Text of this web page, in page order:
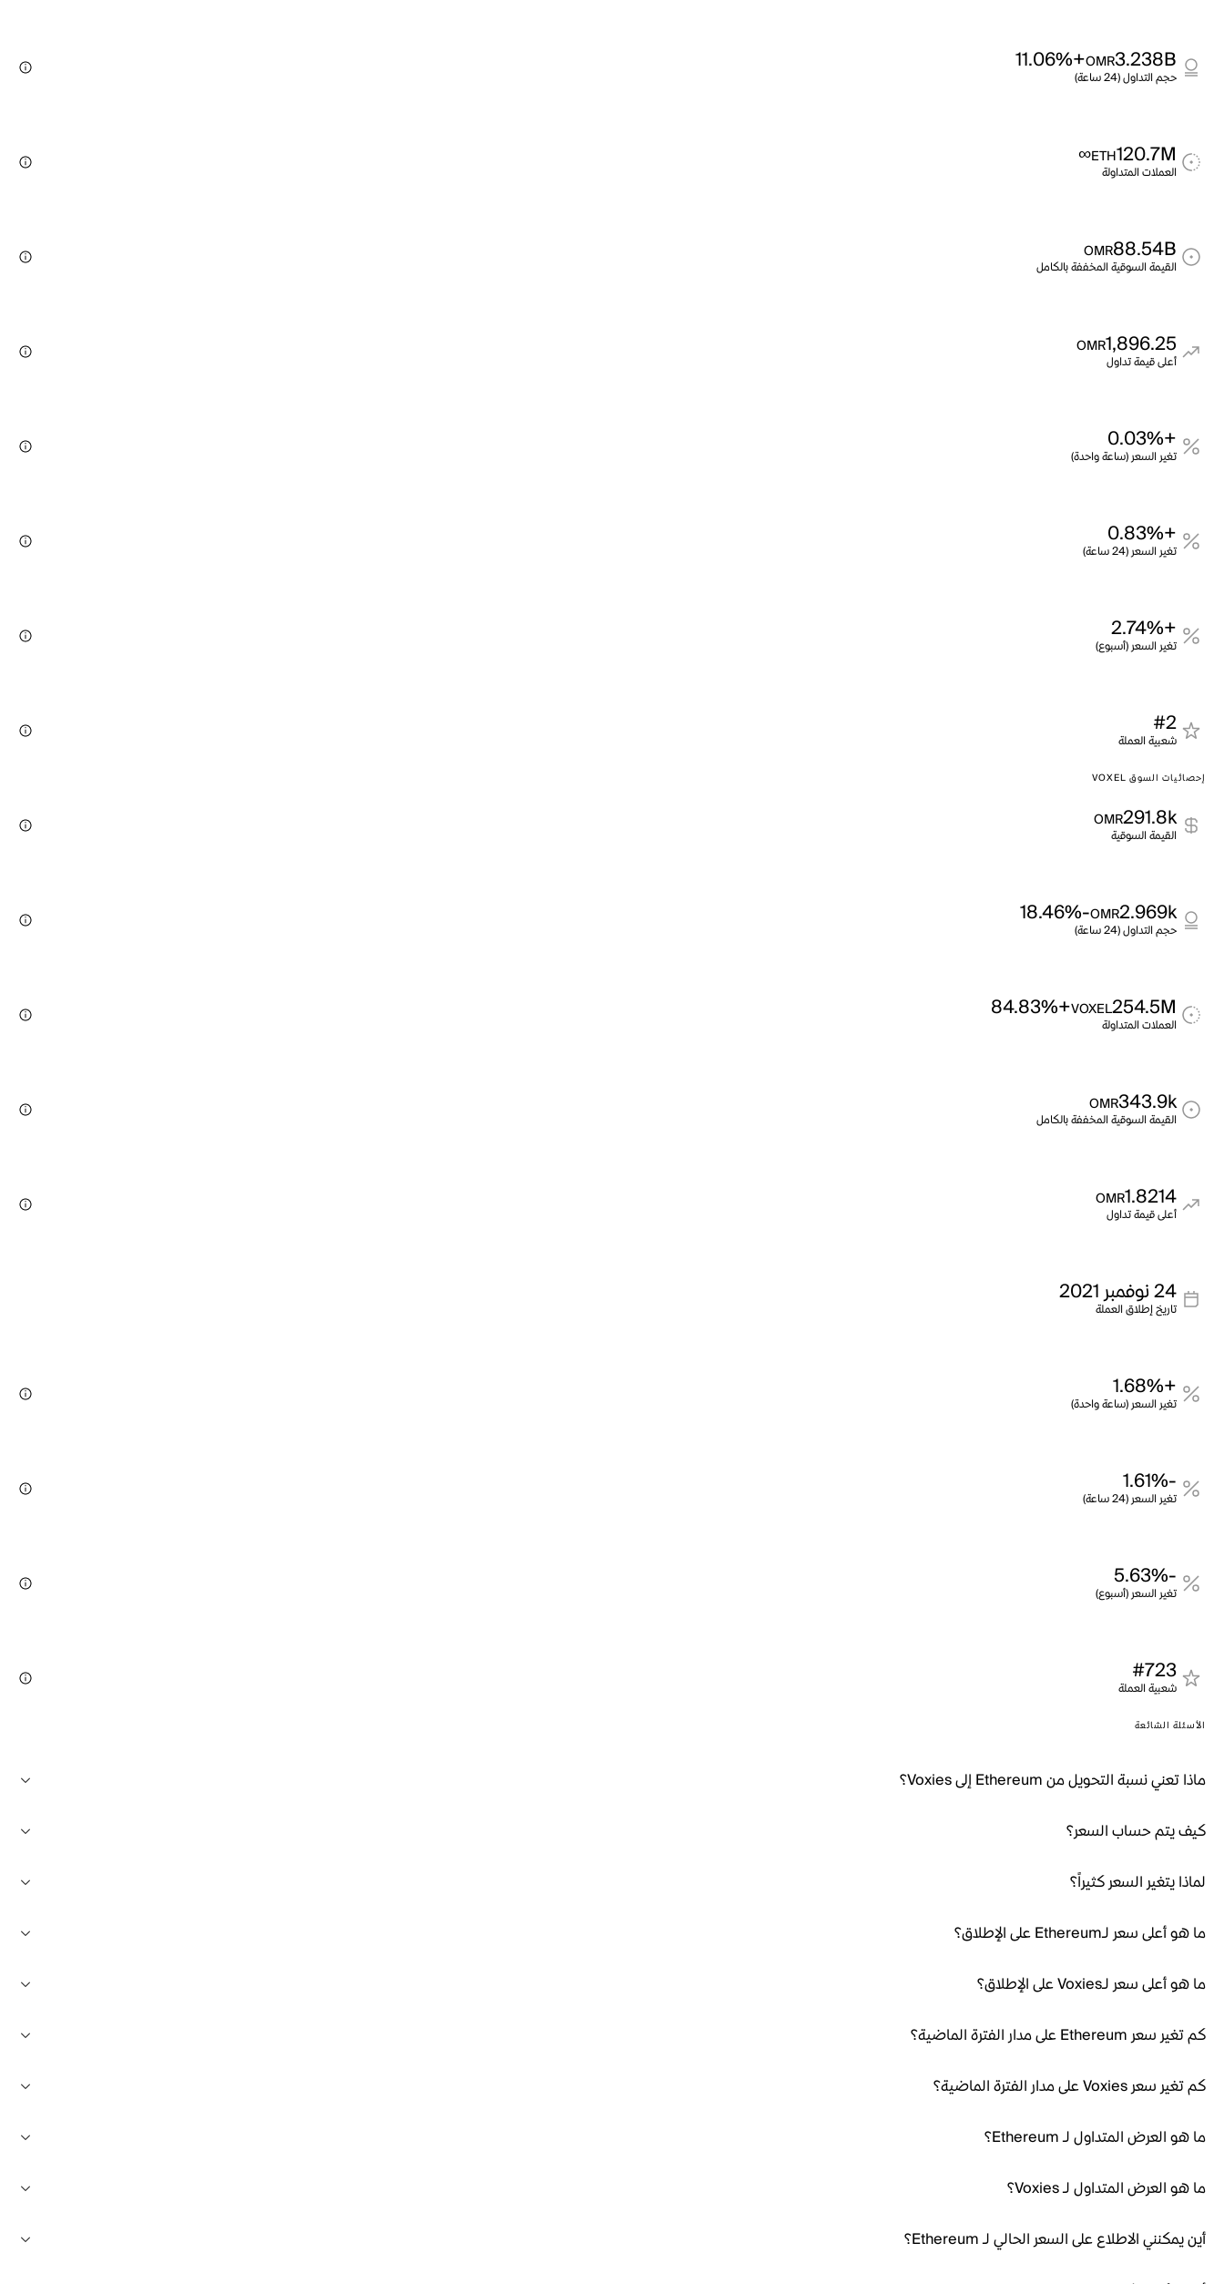
3.238B
OMR
+11.06%
حجم التداول (24 ساعة)
120.7M
ETH
∞
العملات المتداولة
88.54B
OMR
القيمة السوقية المخففة بالكامل
1,896.25
OMR
أعلى قيمة تداول
+0.03%
تغير السعر (ساعة واحدة)
+0.83%
تغير السعر (24 ساعة)
+2.74%
تغير السعر (أسبوع)
#2
شعبية العملة
إحصائيات السوق VOXEL
291.8k
OMR
القيمة السوقية
2.969k
OMR
-18.46%
حجم التداول (24 ساعة)
254.5M
VOXEL
+84.83%
العملات المتداولة
343.9k
OMR
القيمة السوقية المخففة بالكامل
1.8214
OMR
أعلى قيمة تداول
24 نوفمبر 2021
تاريخ إطلاق العملة
+1.68%
تغير السعر (ساعة واحدة)
-1.61%
تغير السعر (24 ساعة)
-5.63%
تغير السعر (أسبوع)
#723
شعبية العملة
الأسئلة الشائعة
ماذا تعني نسبة التحويل من Ethereum إلى Voxies؟
كيف يتم حساب السعر؟
لماذا يتغير السعر كثيراً؟
ما هو أعلى سعر لـEthereum على الإطلاق؟
ما هو أعلى سعر لـVoxies على الإطلاق؟
كم تغير سعر Ethereum على مدار الفترة الماضية؟
كم تغير سعر Voxies على مدار الفترة الماضية؟
ما هو العرض المتداول لـ Ethereum؟
ما هو العرض المتداول لـ Voxies؟
أين يمكنني الاطلاع على السعر الحالي لـ Ethereum؟